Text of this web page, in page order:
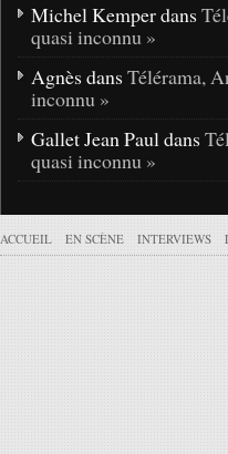
Michel Kemper dans
quasi inconnu »
Agnès dans Télérama,
inconnu »
Gallet Jean Paul dans
quasi inconnu »
ACCUEIL EN SCÈNE INTERVIEWS